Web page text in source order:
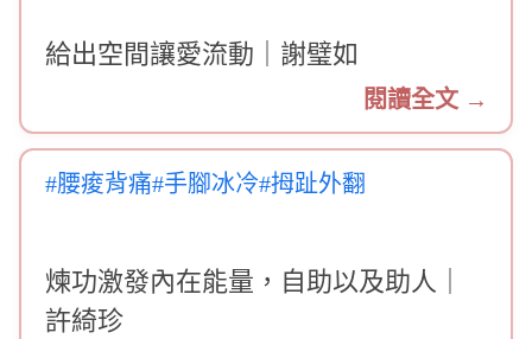
給出空間讓愛流動｜謝璧如
閱讀全文 →
#腰痠背痛#手腳冰冷#拇趾外翻
煉功激發內在能量，自助以及助人｜
許綺珍